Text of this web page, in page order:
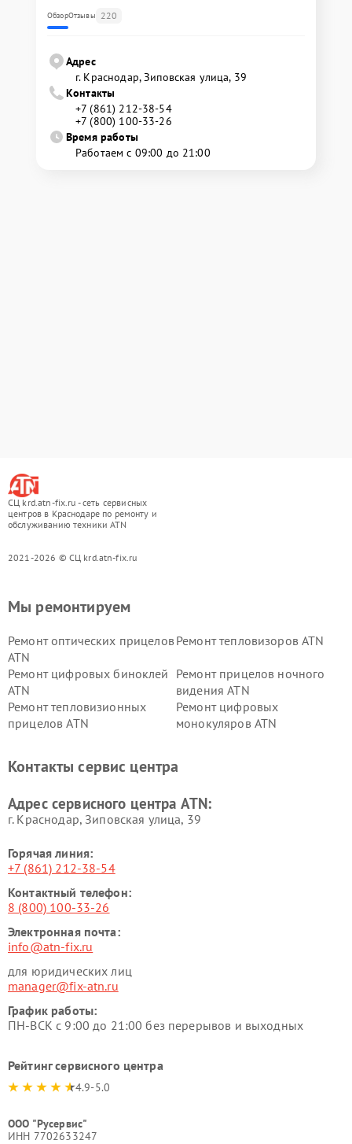
ОбзорОтзывы 220
Адрес
г. Краснодар, Зиповская улица, 39
Контакты
+7 (861) 212-38-54
+7 (800) 100-33-26
Время работы
Работаем с 09:00 до 21:00
СЦ krd.atn-fix.ru - сеть сервисных
центров в Краснодаре по ремонту и
обслуживанию техники ATN
2021-2026 © СЦ krd.atn-fix.ru
Мы ремонтируем
Ремонт оптических прицелов
ATN
Ремонт тепловизоров ATN
Ремонт цифровых биноклей
ATN
Ремонт прицелов ночного
видения ATN
Ремонт тепловизионных
прицелов ATN
Ремонт цифровых
монокуляров ATN
Контакты сервис центра
Адрес сервисного центра ATN:
г. Краснодар, Зиповская улица, 39
Горячая линия:
+7 (861) 212-38-54
Контактный телефон:
8 (800) 100-33-26
Электронная почта:
info@atn-fix.ru
для юридических лиц
manager@fix-atn.ru
График работы:
ПН-ВСК с 9:00 до 21:00 без перерывов и выходных
Рейтинг сервисного центра
4.9-5.0
ООО "Русервис"
ИНН 7702633247